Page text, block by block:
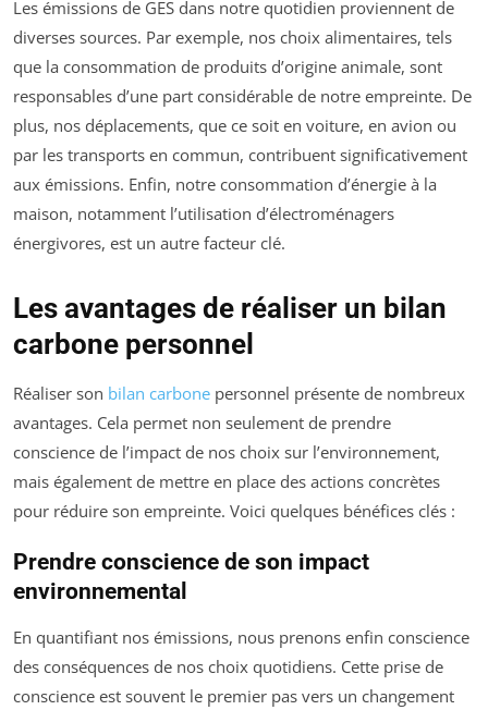
Les émissions de GES dans notre quotidien proviennent de
diverses sources. Par exemple, nos choix alimentaires, tels
que la consommation de produits d’origine animale, sont
responsables d’une part considérable de notre empreinte. De
plus, nos déplacements, que ce soit en voiture, en avion ou
par les transports en commun, contribuent significativement
aux émissions. Enfin, notre consommation d’énergie à la
maison, notamment l’utilisation d’électroménagers
énergivores, est un autre facteur clé.
Les avantages de réaliser un bilan
carbone personnel
Réaliser son bilan carbone personnel présente de nombreux
avantages. Cela permet non seulement de prendre
conscience de l’impact de nos choix sur l’environnement,
mais également de mettre en place des actions concrètes
pour réduire son empreinte. Voici quelques bénéfices clés :
Prendre conscience de son impact
environnemental
En quantifiant nos émissions, nous prenons enfin conscience
des conséquences de nos choix quotidiens. Cette prise de
conscience est souvent le premier pas vers un changement